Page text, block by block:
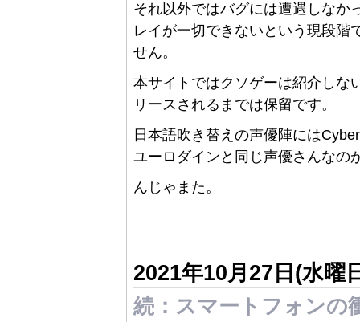
それ以外ではバグには遭遇しなか
レイが一切できないという現段階
せん。
本サイトではクソゲーは紹介しな
リースされるまでは保留です。
日本語吹き替えの声優陣には
ユーロダインと同じ声優さんなの
んじゃまた。
2021年10月27日(水曜
続：スマートフォンの